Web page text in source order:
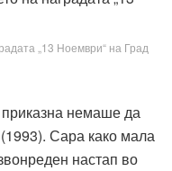
„13 Ноември“ на Град
немаше да
Сара како мала
настап во